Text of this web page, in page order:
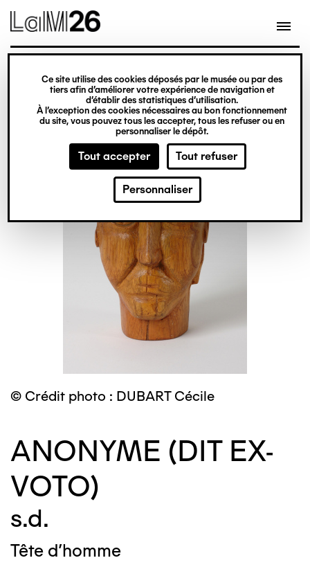
Gestion des cookies
Ce site utilise des cookies déposés par le musée ou par des
tiers afin d’améliorer votre expérience de navigation et
d’établir des statistiques d’utilisation.
À l’exception des cookies nécessaires au bon fonctionnement
du site, vous pouvez tous les accepter, tous les refuser ou en
personnaliser le dépôt.
Tout accepter Tout refuser
Personnaliser
contenu
© Crédit photo : DUBART Cécile
ANONYME (DIT EX-
VOTO)
s.d.
Tête d'homme